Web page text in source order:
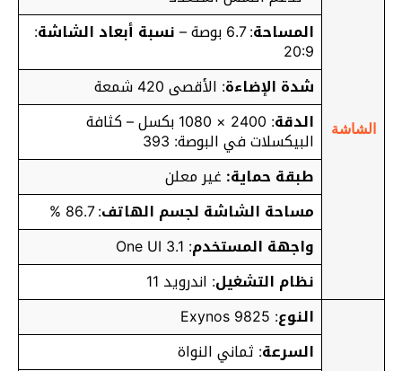
الشاشة
المساحة: 6.7 بوصة – نسبة أبعاد الشاشة:
20:9
شدة الإضاءة: الأقصى 420 شمعة
الدقة
: 2400 × 1080 بكسل – كثافة
البيكسلات في البوصة: 393
طبقة حماية: غير معلن
مساحة الشاشة لجسم الهاتف: 86.7 %
واجهة المستخدم: One UI 3.1
نظام التشغيل: اندرويد 11
النوع: Exynos 9825
السرعة: ثماني النواة